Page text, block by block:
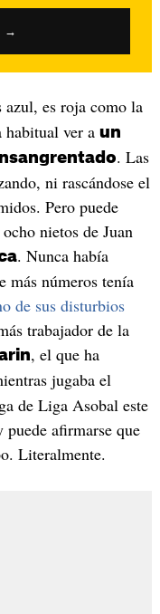
→
es roja como la
habitual ver a un
. Las
ni rascándose el
Pero puede
nietos de Juan
. Nunca había
más números tenía
de sus disturbios
trabajador de la
, el que ha
jugaba el
de Liga Asobal este
afirmarse que
Literalmente.